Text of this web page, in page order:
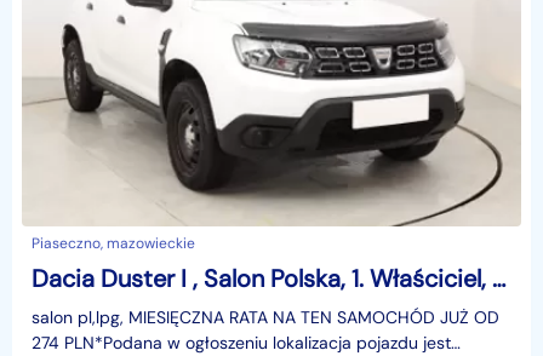
Piaseczno, mazowieckie
Dacia Duster I , Salon Polska, 1. Właściciel, Serwis ASO, Navi, Klima,
salon pl,lpg, MIESIĘCZNA RATA NA TEN SAMOCHÓD JUŻ OD
274 PLN*Podana w ogłoszeniu lokalizacja pojazdu jest